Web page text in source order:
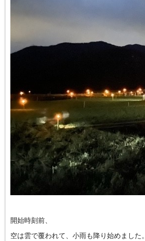
開始時刻前、
空は雲で覆われて、小雨も降り始めました。